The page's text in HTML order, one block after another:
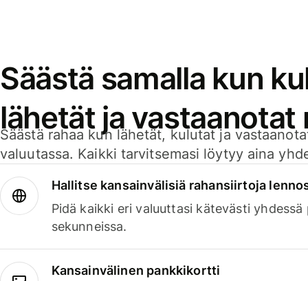
Säästä samalla kun
lähetät ja vastaanotat
Säästä rahaa kun lähetät, kulutat ja
valuutassa. Kaikki tarvitsemasi löytyy aina
Hallitse kansainvälisiä rahansiirtoja
Pidä kaikki eri valuuttasi kätevästi yhdessä
sekunneissa.
Kansainvälinen pankkikortti